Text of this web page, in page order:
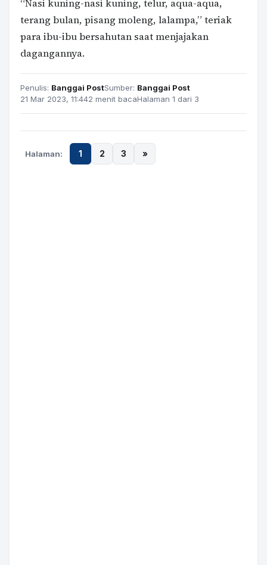
“Nasi kuning-nasi kuning, telur, aqua-aqua,
terang bulan, pisang moleng, lalampa,” teriak
para ibu-ibu bersahutan saat menjajakan
dagangannya.
Penulis: Banggai PostSumber: Banggai Post
21 Mar 2023, 11:442 menit bacaHalaman 1 dari 3
Halaman: 1 2 3 »